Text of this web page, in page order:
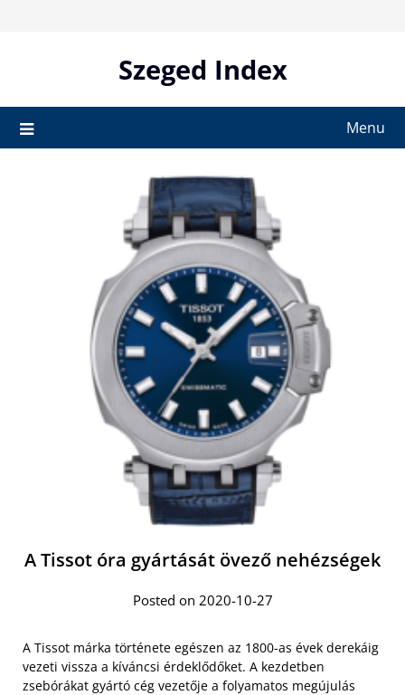
Szeged Index
Menu
A Tissot óra gyártását övező nehézségek
Posted on 2020-10-27
A Tissot márka története egészen az 1800-as évek derekáig
vezeti vissza a kíváncsi érdeklődőket. A kezdetben
zsebórákat gyártó cég vezetője a folyamatos megújulás